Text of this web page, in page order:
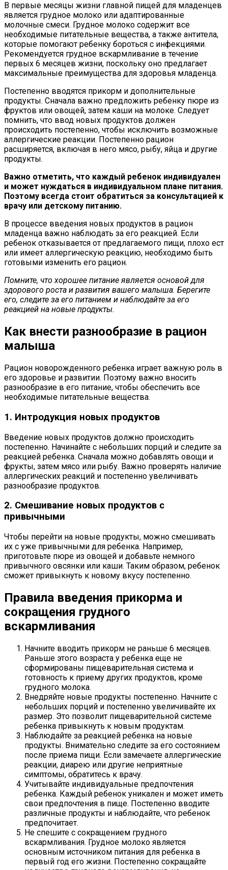
В первые месяцы жизни главной пищей для младенцев
является грудное молоко или адаптированные
молочные смеси. Грудное молоко содержит все
необходимые питательные вещества, а также антитела,
которые помогают ребенку бороться с инфекциями.
Рекомендуется грудное вскармливание в течение
первых 6 месяцев жизни, поскольку оно предлагает
максимальные преимущества для здоровья младенца.
Постепенно вводятся прикорм и дополнительные
продукты. Сначала важно предложить ребенку пюре из
фруктов или овощей, затем каши на молоке. Следует
помнить, что ввод новых продуктов должен
происходить постепенно, чтобы исключить возможные
аллергические реакции. Постепенно рацион
расширяется, включая в него мясо, рыбу, яйца и другие
продукты.
Важно отметить, что каждый ребенок индивидуален
и может нуждаться в индивидуальном плане питания.
Поэтому всегда стоит обратиться за консультацией к
врачу или детскому питанию.
В процессе введения новых продуктов в рацион
младенца важно наблюдать за его реакцией. Если
ребенок отказывается от предлагаемого пищи, плохо ест
или имеет аллергическую реакцию, необходимо быть
готовыми изменить его рацион.
Помните, что хорошее питание является основой для
здорового роста и развития вашего малыша. Берегите
его, следите за его питанием и наблюдайте за его
реакцией на новые продукты.
Как внести разнообразие в рацион
малыша
Рацион новорожденного ребенка играет важную роль в
его здоровье и развитии. Поэтому важно вносить
разнообразие в его питание, чтобы обеспечить все
необходимые питательные вещества.
1. Интродукция новых продуктов
Введение новых продуктов должно происходить
постепенно. Начинайте с небольших порций и следите за
реакцией ребенка. Сначала можно добавлять овощи и
фрукты, затем мясо или рыбу. Важно проверять наличие
аллергических реакций и постепенно увеличивать
разнообразие продуктов.
2. Смешивание новых продуктов с
привычными
Чтобы перейти на новые продукты, можно смешивать
их с уже привычными для ребенка. Например,
приготовьте пюре из овощей и добавьте немного
привычного овсянки или каши. Таким образом, ребенок
сможет привыкнуть к новому вкусу постепенно.
Правила введения прикорма и
сокращения грудного
вскармливания
Начните вводить прикорм не раньше 6 месяцев.
Раньше этого возраста у ребенка еще не
сформированы пищеварительная система и
готовность к приему других продуктов, кроме
грудного молока.
Внедряйте новые продукты постепенно. Начните с
небольших порций и постепенно увеличивайте их
размер. Это позволит пищеварительной системе
ребенка привыкнуть к новым продуктам.
Наблюдайте за реакцией ребенка на новые
продукты. Внимательно следите за его состоянием
после приема пищи. Если замечаете аллергические
реакции, диарею или другие неприятные
симптомы, обратитесь к врачу.
Учитывайте индивидуальные предпочтения
ребенка. Каждый ребенок уникален и может иметь
свои предпочтения в пище. Постепенно вводите
различные продукты и наблюдайте, что ребенок
предпочитает.
Не спешите с сокращением грудного
вскармливания. Грудное молоко является
основным источником питания для ребенка в
первый год его жизни. Постепенно сокращайте